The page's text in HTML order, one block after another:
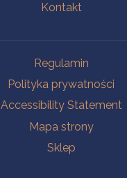
Kontakt
Regulamin
Polityka prywatności
Accessibility Statement
Mapa strony
Sklep